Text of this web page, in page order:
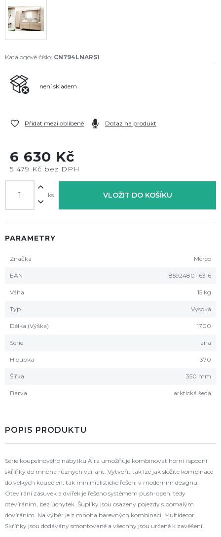
Katalogové číslo: CN794LNARS1
není skladem
Přidat mezi oblíbené Dotaz na produkt
6 630 Kč
5 479 Kč bez DPH
ks VLOŽIT DO KOŠÍKU
PARAMETRY
Značka Mereo
EAN 8592480116316
Váha 15 kg
Typ Vysoká
Délka (Výška) 1700
Série aira
Hloubka 370
Šířka 350 mm
Barva arktická šedá
POPIS PRODUKTU
Série koupelnového nábytku Aira umožňuje kombinovat horní i spodní
skříňky do mnoha různých variant. Vytvořit tak lze jak složité kombinace
do velkých koupelen, tak minimalistické řešení v moderním designu.
Otevírání zásuvek a dvířek je řešeno systémem push-open, tedy
otevíráním, bez úchytek. Šuplíky jsou osazeny pojezdy s pomalým
dovíráním. Na výběr je z mnoha barevných kombinací, Multidecor.
Skříňky jsou dodávány smontované a všechny jsou určené k zavěšení.